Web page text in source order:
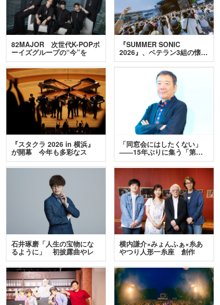
82MAJOR 次世代K-POPボ
ーイズグループの“今”を
訊…
『SUMMER SONIC
2026』、ベテラン3組の懐…
『スタクラ 2026 in 横浜』
が開幕 今年も多彩なス
テ…
「同窓会にはしたくない」
――15年ぶりに集う「第…
石井琢磨「人生の宝物にな
るように」 初披露曲やレ
ア…
横内謙介×みょんふぁ×糸あ
やつり人形一糸座 創作
人…